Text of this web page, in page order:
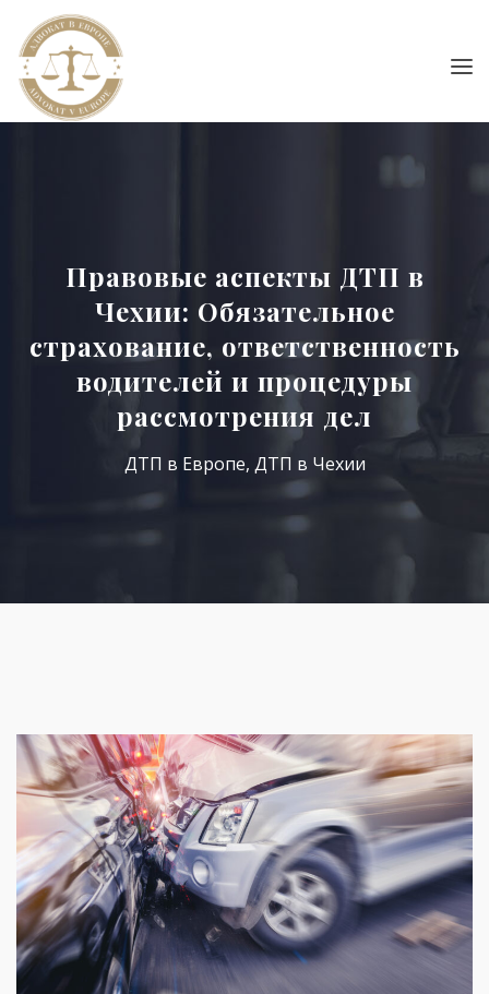
Правовые аспекты ДТП в
Чехии: Обязательное
страхование, ответственность
водителей и процедуры
рассмотрения дел
ДТП в Европе, ДТП в Чехии